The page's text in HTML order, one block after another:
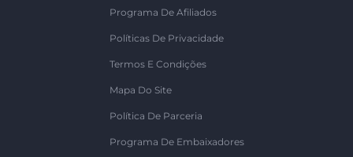
Programa De Afiliados
Políticas De Privacidade
Termos E Condições
Mapa Do Site
Política De Parceria
Programa De Embaixadores